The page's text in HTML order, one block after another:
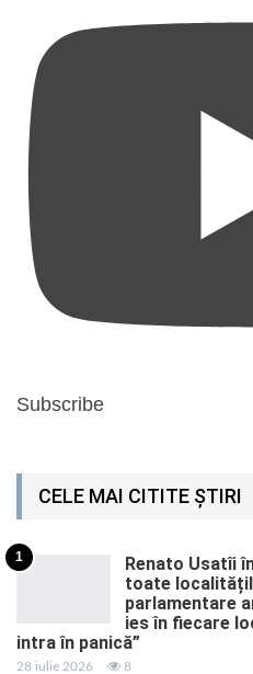
Subscribe
CELE MAI CITITE ȘTIRI
1
Renato Usatîi
toate
parlamentare
ies în fiecare
intra în panică”
28 iulie 2026 8